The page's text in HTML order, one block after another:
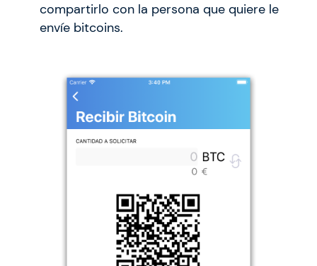
compartirlo con la persona que quiere le
envíe bitcoins.